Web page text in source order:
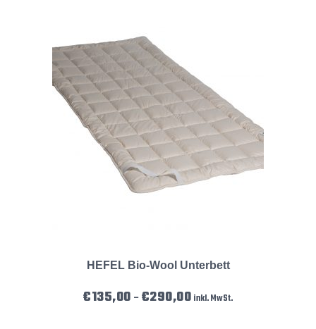
HEFEL Bio-Wool Unterbett
€135,00 –€290,00Preisspanne: €135,00 bis
inkl. MwSt.